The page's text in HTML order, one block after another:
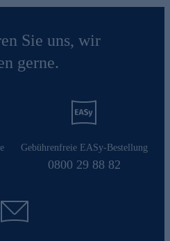
Sie uns, wir
gerne.
Gebührenfreie EASy-Bestellung
0800 29 88 82